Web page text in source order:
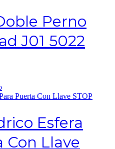
Perno
J01 5022
Esfera
Con Llave